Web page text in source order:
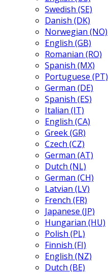
Swedish (SE)
Danish (DK)
Norwegian (NO)
English (GB)
Romanian (RO)
Spanish (MX)
Portuguese (PT)
German (DE)
Spanish (ES)
Italian (IT)
English (CA)
Greek (GR)
Czech (CZ)
German (AT)
Dutch (NL)
German (CH)
Latvian (LV)
French (FR)
Japanese (JP)
Hungarian (HU)
Polish (PL)
Finnish (FI)
English (NZ)
Dutch (BE)